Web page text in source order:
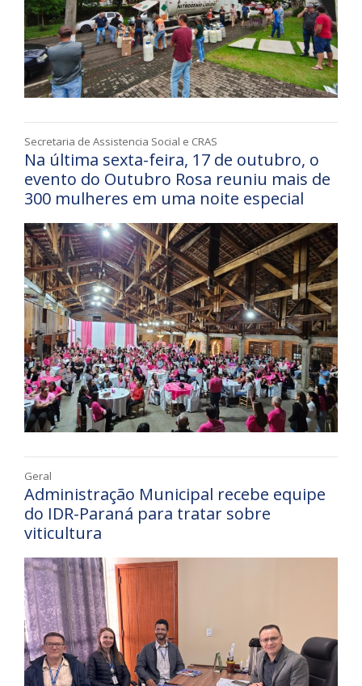
Secretaria de Assistencia Social e CRAS
Na última sexta-feira, 17 de outubro, o
evento do Outubro Rosa reuniu mais de
300 mulheres em uma noite especial
Geral
Administração Municipal recebe equipe
do IDR-Paraná para tratar sobre
viticultura